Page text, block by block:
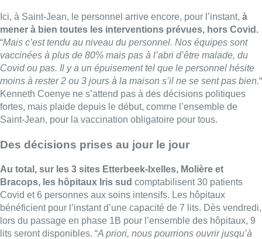
Ici, à Saint-Jean, le personnel arrive encore, pour l’instant, à
mener à bien toutes les interventions prévues, hors Covid.
“Mais c’est tendu au niveau du personnel. Nos équipes sont
vaccinées à plus de 80% mais pas à l’abri d’être malade, du
Covid ou pas. Il y a un épuisement tel que le personnel hésite
moins à rester 2 ou 3 jours à la maison s’il ne se sent pas bien.“
Kenneth Coenye ne s’attend pas à des décisions politiques
fortes, mais plaide depuis le début, comme l’ensemble de
Saint-Jean, pour la vaccination obligatoire pour tous.
Des décisions prises au jour le jour
Au total, sur les 3 sites Etterbeek-Ixelles, Molière et
Bracops, les hôpitaux Iris sud comptabilisent 30 patients
Covid et 6 personnes aux soins intensifs. Les hôpitaux
bénéficient pour l’instant d’une capacité de 7 lits. Dès vendredi,
lors du passage en phase 1B pour l’ensemble des hôpitaux, 9
lits seront disponibles. “A priori, nous pourrions ouvrir jusqu’à